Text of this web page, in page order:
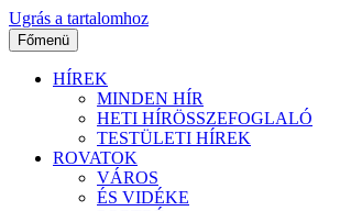
Ugrás a tartalomhoz
Főmenü
HÍREK
MINDEN HÍR
HETI HÍRÖSSZEFOGLALÓ
TESTÜLETI HÍREK
ROVATOK
VÁROS
ÉS VIDÉKE